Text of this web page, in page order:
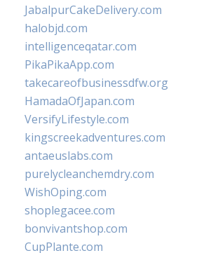
JabalpurCakeDelivery.com
halobjd.com
intelligenceqatar.com
PikaPikaApp.com
takecareofbusinessdfw.org
HamadaOfJapan.com
VersifyLifestyle.com
kingscreekadventures.com
antaeuslabs.com
purelycleanchemdry.com
WishOping.com
shoplegacee.com
bonvivantshop.com
CupPlante.com